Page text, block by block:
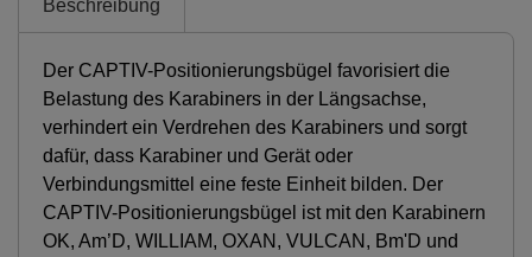
Beschreibung
Der CAPTIV-Positionierungsbügel favorisiert die
Belastung des Karabiners in der Längsachse,
verhindert ein Verdrehen des Karabiners und sorgt
dafür, dass Karabiner und Gerät oder
Verbindungsmittel eine feste Einheit bilden. Der
CAPTIV-Positionierungsbügel ist mit den Karabinern
OK, Am’D, WILLIAM, OXAN, VULCAN, Bm'D und